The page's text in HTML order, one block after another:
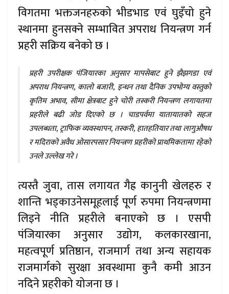
विगतमा भक्तजनहरुको भीडभाड एवं घुइँचो हुने
स्थानमा हुनसक्ने सम्भावित अपराध नियन्त्रण गर्न
प्रहरी सक्रिय बनेको छ ।
प्रहरी उपरीक्षक पंजियारका अनुसार मापसेबाट हुने झैझगडा एवं
अपराध नियन्त्रण, कालो बजारी, इन्धन तथा दैनिक उपभोग्य वस्तुको
कृतिम अभाव, सीमा क्षेत्रबाट हुने चोरी तस्करी नियन्त्रण लगायतमा
प्रहरीले बढी जोड दिएको छ । चाडपर्वमा यातायातको सहज
उपलब्धता, ट्राफिक व्यवस्थापन, तस्करी, हातहतियार तथा लागुऔषध
र मदिराको अवैध ओसारपसार नियन्त्रण प्रहरीको प्राथमिकतामा रहेको
उनले उल्लेख गरे ।
त्यस्तै जुवा, तास लगायत गैह्र कानुनी खेलहरु र
शान्ति भड्काउनेसमूहलाई पूर्ण रुपमा नियन्त्रणमा
लिइने नीति प्रहरीले बनाएको छ । एसपी
पंजियारका अनुसार उद्योग, कलकारखाना,
महत्वपूर्ण प्रतिष्ठान, राजमार्ग तथा अन्य सहायक
राजमार्गको सुरक्षा अवस्थामा कुनै कमी आउन
नदिने प्रहरीको योजना छ ।